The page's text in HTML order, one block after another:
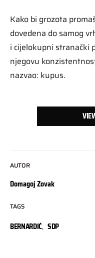
AUTOR
Domagoj Zovak
TAGS
BERNARDIĆ, SDP
Kako bi grozota
dovedena do samog
i cijelokupni stranački
njegovu
nazvao: kupus.